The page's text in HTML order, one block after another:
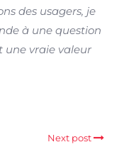
des usagers, je
à une question
une vraie valeur
Next post